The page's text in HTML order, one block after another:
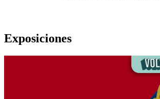
Exposiciones